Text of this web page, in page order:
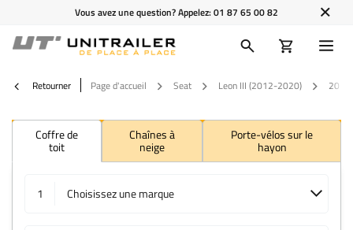
Vous avez une question? Appelez:01 87 65 00 82
Retourner Page d'accueil Seat Leon III (2012-2020) 2018
Coffre de
toit
Chaînes à
neige
Porte-vélos sur le
hayon
1 Choisissez une marque